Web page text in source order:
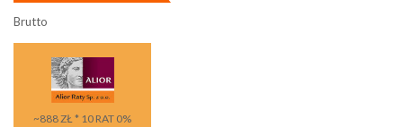
Brutto
~888 ZŁ * 10 RAT 0%